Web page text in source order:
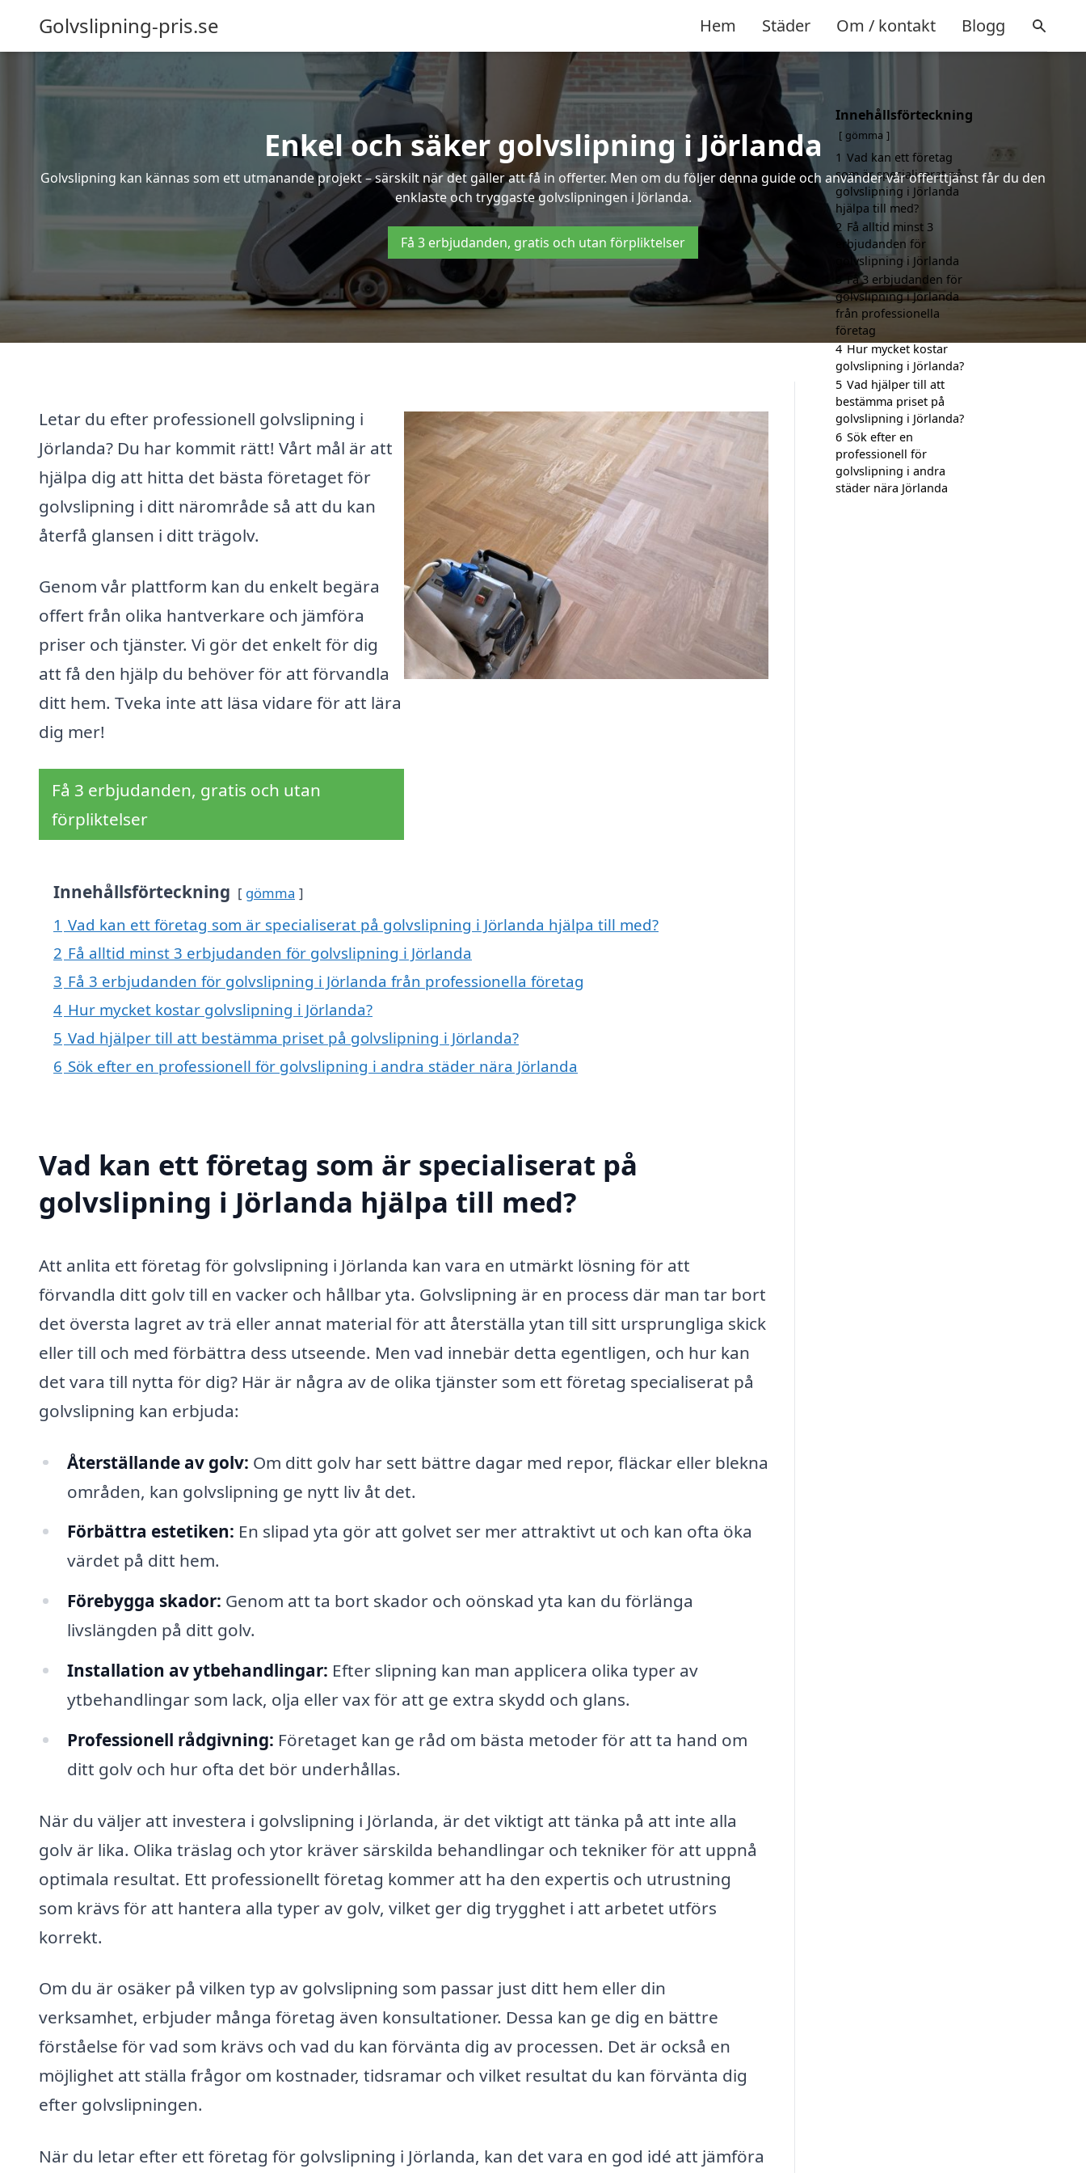
Golvslipning-pris.se Hem Städer Om / kontakt Blogg
Enkel och säker golvslipning i Jörlanda
Golvslipning kan kännas som ett utmanande projekt – särskilt när det gäller att få in offerter. Men om du följer denna guide och använder vår offerttjänst får du den
enklaste och tryggaste golvslipningen i Jörlanda.
Få 3 erbjudanden, gratis och utan förpliktelser
Letar du efter professionell golvslipning i
Jörlanda? Du har kommit rätt! Vårt mål är att
hjälpa dig att hitta det bästa företaget för
golvslipning i ditt närområde så att du kan
återfå glansen i ditt trägolv.
Genom vår plattform kan du enkelt begära
offert från olika hantverkare och jämföra
priser och tjänster. Vi gör det enkelt för dig
att få den hjälp du behöver för att förvandla
ditt hem. Tveka inte att läsa vidare för att lära
dig mer!
Få 3 erbjudanden, gratis och utan
förpliktelser
Innehållsförteckning gömma
1 Vad kan ett företag som är specialiserat på golvslipning i Jörlanda hjälpa till med?
2 Få alltid minst 3 erbjudanden för golvslipning i Jörlanda
3 Få 3 erbjudanden för golvslipning i Jörlanda från professionella företag
4 Hur mycket kostar golvslipning i Jörlanda?
5 Vad hjälper till att bestämma priset på golvslipning i Jörlanda?
6 Sök efter en professionell för golvslipning i andra städer nära Jörlanda
Vad kan ett företag som är specialiserat på
golvslipning i Jörlanda hjälpa till med?
Att anlita ett företag för golvslipning i Jörlanda kan vara en utmärkt lösning för att
förvandla ditt golv till en vacker och hållbar yta. Golvslipning är en process där man tar bort
det översta lagret av trä eller annat material för att återställa ytan till sitt ursprungliga skick
eller till och med förbättra dess utseende. Men vad innebär detta egentligen, och hur kan
det vara till nytta för dig? Här är några av de olika tjänster som ett företag specialiserat på
golvslipning kan erbjuda:
Återställande av golv: Om ditt golv har sett bättre dagar med repor, fläckar eller blekna
områden, kan golvslipning ge nytt liv åt det.
Förbättra estetiken: En slipad yta gör att golvet ser mer attraktivt ut och kan ofta öka
värdet på ditt hem.
Förebygga skador: Genom att ta bort skador och oönskad yta kan du förlänga
livslängden på ditt golv.
Installation av ytbehandlingar: Efter slipning kan man applicera olika typer av
ytbehandlingar som lack, olja eller vax för att ge extra skydd och glans.
Professionell rådgivning: Företaget kan ge råd om bästa metoder för att ta hand om
ditt golv och hur ofta det bör underhållas.
När du väljer att investera i golvslipning i Jörlanda, är det viktigt att tänka på att inte alla
golv är lika. Olika träslag och ytor kräver särskilda behandlingar och tekniker för att uppnå
optimala resultat. Ett professionellt företag kommer att ha den expertis och utrustning
som krävs för att hantera alla typer av golv, vilket ger dig trygghet i att arbetet utförs
korrekt.
Om du är osäker på vilken typ av golvslipning som passar just ditt hem eller din
verksamhet, erbjuder många företag även konsultationer. Dessa kan ge dig en bättre
förståelse för vad som krävs och vad du kan förvänta dig av processen. Det är också en
möjlighet att ställa frågor om kostnader, tidsramar och vilket resultat du kan förvänta dig
efter golvslipningen.
När du letar efter ett företag för golvslipning i Jörlanda, kan det vara en god idé att jämföra
Innehållsförteckning
gömma
1 Vad kan ett företag
som är specialiserat på
golvslipning i Jörlanda
hjälpa till med?
2 Få alltid minst 3
erbjudanden för
golvslipning i Jörlanda
3 Få 3 erbjudanden för
golvslipning i Jörlanda
från professionella
företag
4 Hur mycket kostar
golvslipning i Jörlanda?
5 Vad hjälper till att
bestämma priset på
golvslipning i Jörlanda?
6 Sök efter en
professionell för
golvslipning i andra
städer nära Jörlanda